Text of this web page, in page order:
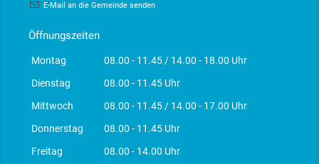
E-Mail an die Gemeinde senden
Öffnungszeiten
Montag
08.00 - 11.45 / 14.00 - 18.00 Uhr
Dienstag
08.00 - 11.45 Uhr
Mittwoch
08.00 - 11.45 / 14.00 - 17.00 Uhr
Donnerstag
08.00 - 11.45 Uhr
Freitag
08.00 - 14.00 Uhr